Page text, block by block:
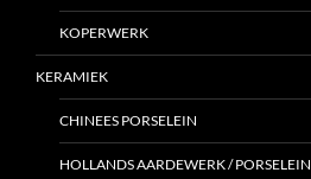
KOPERWERK
KERAMIEK
CHINEES PORSELEIN
HOLLANDS AARDEWERK / PORSELEIN